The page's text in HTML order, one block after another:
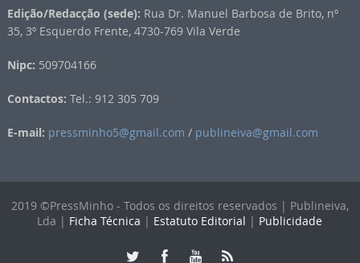
Edição/Redacção (sede): Rua Dr. Manuel Barbosa de Brito, nº
35, 3º Esquerdo Frente, 4730-769 Vila Verde
Nipc: 509704166
Contactos: Tel.: 912 305 709
E-mail: pressminho5@gmail.com / publineiva@gmail.com
2019 ©PressMinho - Todos os direitos reservados | Publineiva,
Lda | Ficha Técnica | Estatuto Editorial | Publicidade